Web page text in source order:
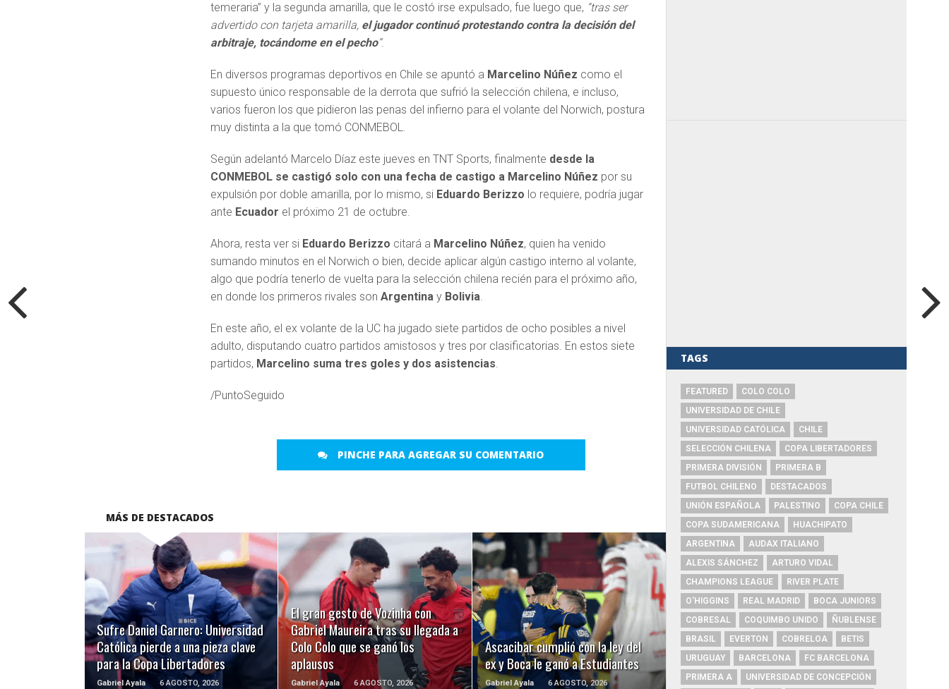
temeraria” y la segunda amarilla, que le costó irse expulsado, fue luego que, “tras ser
advertido con tarjeta amarilla, el jugador continuó protestando contra la decisión del
arbitraje, tocándome en el pecho”.
En diversos programas deportivos en Chile se apuntó a Marcelino Núñez como el
supuesto único responsable de la derrota que sufrió la selección chilena, e incluso,
varios fueron los que pidieron las penas del infierno para el volante del Norwich, postura
muy distinta a la que tomó CONMEBOL.
Según adelantó Marcelo Díaz este jueves en TNT Sports, finalmente desde la
CONMEBOL se castigó solo con una fecha de castigo a Marcelino Núñez por su
expulsión por doble amarilla, por lo mismo, si Eduardo Berizzo lo requiere, podría jugar
ante Ecuador el próximo 21 de octubre.
Ahora, resta ver si Eduardo Berizzo citará a Marcelino Núñez, quien ha venido
sumando minutos en el Norwich o bien, decide aplicar algún castigo interno al volante,
algo que podría tenerlo de vuelta para la selección chilena recién para el próximo año,
en donde los primeros rivales sonArgentinay Bolivia.
En este año, el ex volante de la UC ha jugado siete partidos de ocho posibles a nivel
adulto, disputando cuatro partidos amistosos y tres por clasificatorias. En estos siete
partidos, Marcelino suma tres goles y dos asistencias.
/PuntoSeguido
PINCHE PARA AGREGAR SU COMENTARIO
MÁS DE DESTACADOS
Sufre Daniel Garnero: Universidad
Católica pierde a una pieza clave
para la Copa Libertadores
Gabriel Ayala 6 AGOSTO, 2026
LEER MÁS
El gran gesto de Vozinha con
Gabriel Maureira tras su llegada a
Colo Colo que se ganó los
aplausos
Gabriel Ayala 6 AGOSTO, 2026
LEER MÁS
Ascacibar cumplió con la ley del
ex y Boca le ganó a Estudiantes
Gabriel Ayala 6 AGOSTO, 2026
LEER MÁS
TAGS
FEATURED
COLO COLO
UNIVERSIDAD DE CHILE
UNIVERSIDAD CATÓLICA
CHILE
SELECCIÓN CHILENA
COPA LIBERTADORES
PRIMERA DIVISIÓN
PRIMERA B
FUTBOL CHILENO
DESTACADOS
UNIÓN ESPAÑOLA
PALESTINO
COPA CHILE
COPA SUDAMERICANA
HUACHIPATO
ARGENTINA
AUDAX ITALIANO
ALEXIS SÁNCHEZ
ARTURO VIDAL
CHAMPIONS LEAGUE
RIVER PLATE
O'HIGGINS
REAL MADRID
BOCA JUNIORS
COBRESAL
COQUIMBO UNIDO
ÑUBLENSE
BRASIL
EVERTON COBRELOA
BETIS
URUGUAY
BARCELONA
FC BARCELONA
PRIMERA A
UNIVERSIDAD DE CONCEPCIÓN